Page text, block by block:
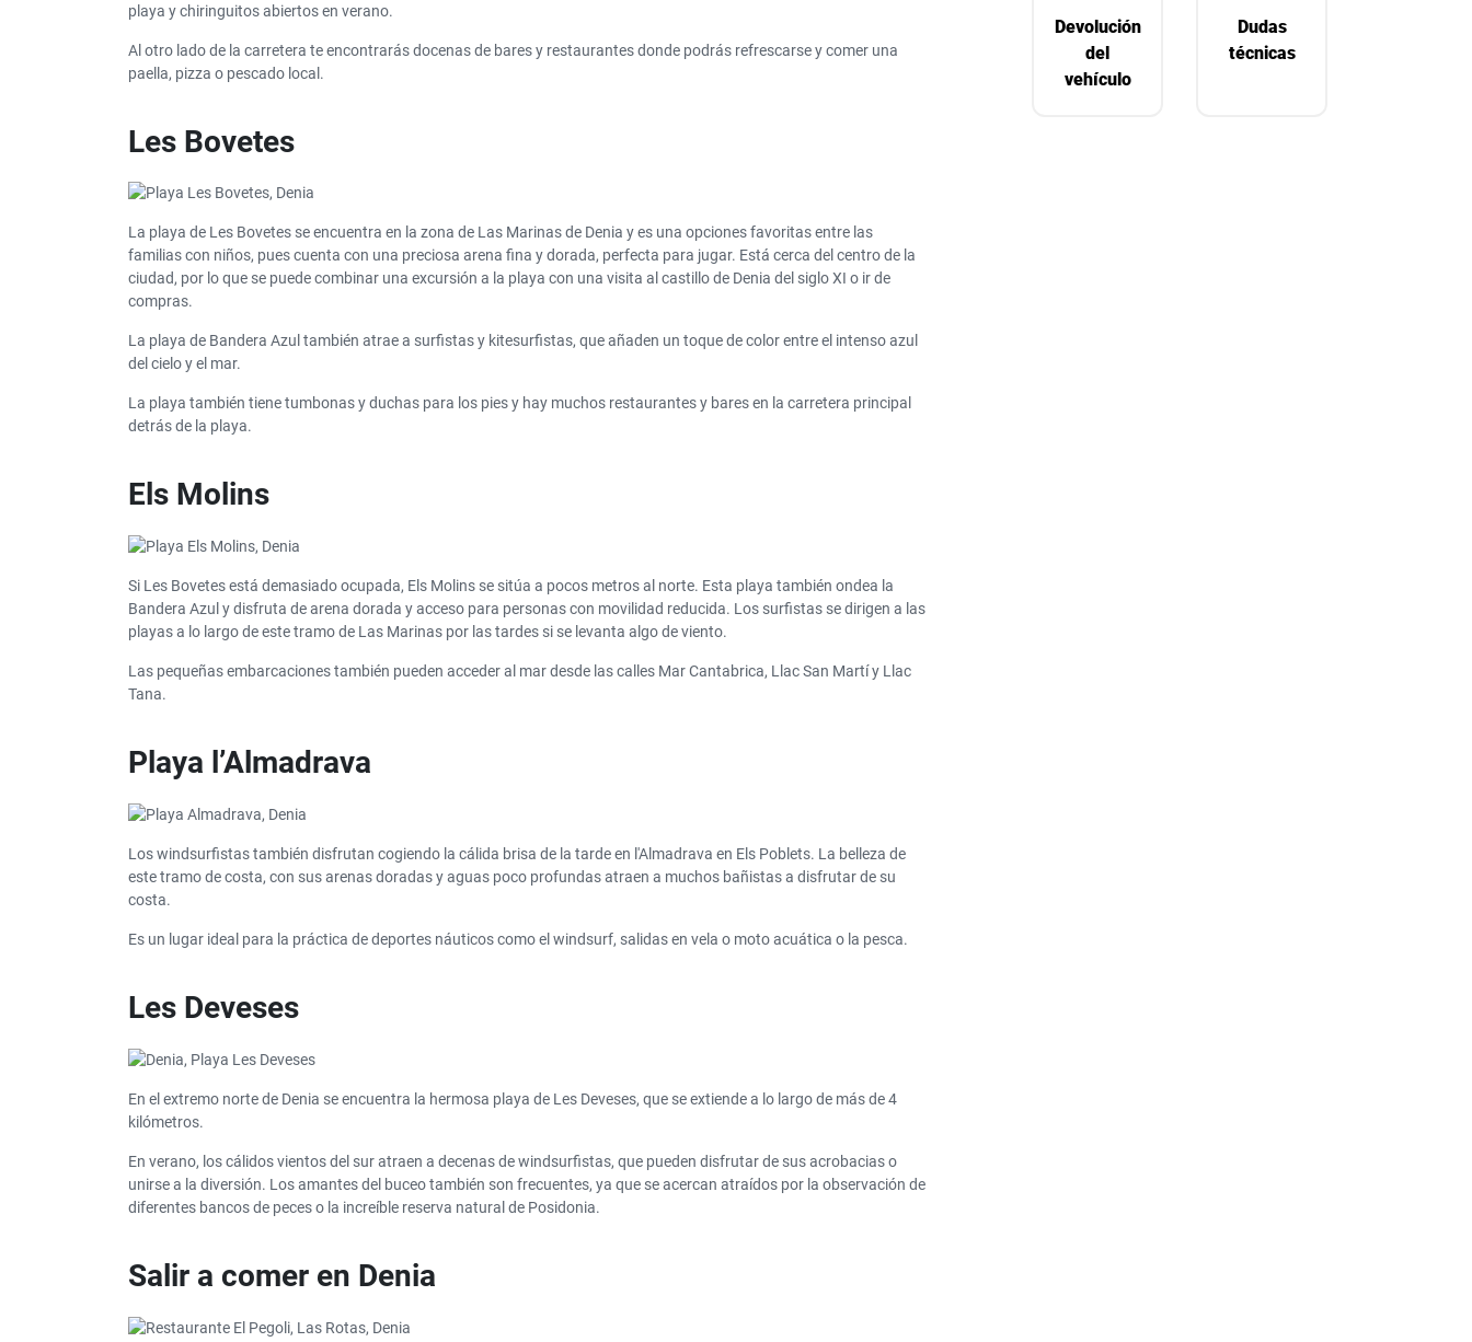
playa y chiringuitos abiertos en verano.
Al otro lado de la carretera te encontrarás docenas de bares y restaurantes donde podrás refrescarse y comer una
paella, pizza o pescado local.
Les Bovetes
La playa de Les Bovetes se encuentra en la zona de Las Marinas de Denia y es una opciones favoritas entre las
familias con niños, pues cuenta con una preciosa arena fina y dorada, perfecta para jugar. Está cerca del centro de la
ciudad, por lo que se puede combinar una excursión a la playa con una visita al castillo de Denia del siglo XI o ir de
compras.
La playa de Bandera Azul también atrae a surfistas y kitesurfistas, que añaden un toque de color entre el intenso azul
del cielo y el mar.
La playa también tiene tumbonas y duchas para los pies y hay muchos restaurantes y bares en la carretera principal
detrás de la playa.
Els Molins
Si Les Bovetes está demasiado ocupada, Els Molins se sitúa a pocos metros al norte. Esta playa también ondea la
Bandera Azul y disfruta de arena dorada y acceso para personas con movilidad reducida. Los surfistas se dirigen a las
playas a lo largo de este tramo de Las Marinas por las tardes si se levanta algo de viento.
Las pequeñas embarcaciones también pueden acceder al mar desde las calles Mar Cantabrica, Llac San Martí y Llac
Tana.
Playa l’Almadrava
Los windsurfistas también disfrutan cogiendo la cálida brisa de la tarde en l'Almadrava en Els Poblets. La belleza de
este tramo de costa, con sus arenas doradas y aguas poco profundas atraen a muchos bañistas a disfrutar de su
costa.
Es un lugar ideal para la práctica de deportes náuticos como el windsurf, salidas en vela o moto acuática o la pesca.
Les Deveses
En el extremo norte de Denia se encuentra la hermosa playa de Les Deveses, que se extiende a lo largo de más de 4
kilómetros.
En verano, los cálidos vientos del sur atraen a decenas de windsurfistas, que pueden disfrutar de sus acrobacias o
unirse a la diversión. Los amantes del buceo también son frecuentes, ya que se acercan atraídos por la observación de
diferentes bancos de peces o la increíble reserva natural de Posidonia.
Salir a comer en Denia
Devolución
del
vehículo
Dudas
técnicas